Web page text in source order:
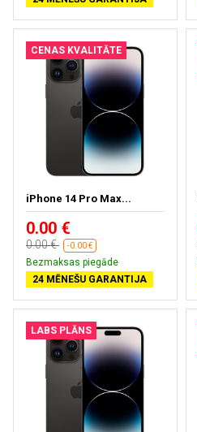
CENAS KVALITĀTE
iPhone 14 Pro Max...
0.00 €
0.00 € -0.00 €
Bezmaksas piegāde
24 MĒNEŠU GARANTIJA
LABS PLĀNS